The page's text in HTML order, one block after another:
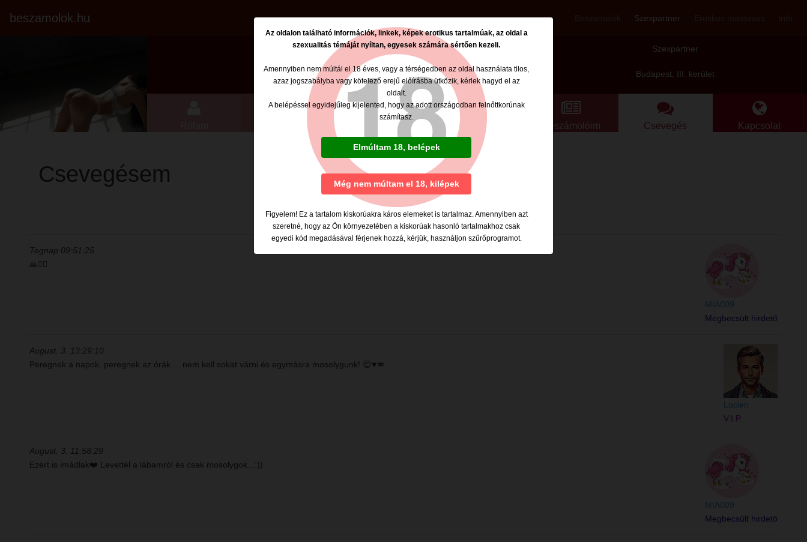
beszamolok.hu Szexpartner
Mia
Tel: +36 209938784
Szexpartner
Budapest, III. kerület
Képeim Lehetőségek Beszámolóim Csevegés Kapcsolat
Csevegésem
MIA009
Megbecsült hirdető
Tegnap 09:51:25
🙏❤️‍🔥
Lucien
V.I.P.
August. 3. 13:29:10
Peregnek a napok, peregnek az órák ... nem kell sokat várni és egymásra mosolygunk! 😊♥️💋
MIA009
Megbecsült hirdető
August. 3. 11:58:29
Ezért is imádlak❤️ Levettél a lábamról és csak mosolygok...:))
Az oldalon található információk, linkek, képek erotikus tartalmúak, az oldal a
szexualitás témáját nyíltan, egyesek számára sértően kezeli.
Amennyiben nem múltál el 18 éves, vagy a térségedben az oldal használata tilos,
azaz jogszabályba vagy kötelező erejű előírásba ütközik, kérlek hagyd el az
oldalt.
A belépéssel egyidejűleg kijelented, hogy az adott országodban felnőttkorúnak
számítasz.
Elmúltam 18, belépek
Még nem múltam el 18, kilépek
Figyelem! Ez a tartalom kiskorúakra káros elemeket is tartalmaz. Amennyiben azt
szeretné, hogy az Ön környezetében a kiskorúak hasonló tartalmakhoz csak
egyedi kód megadásával férjenek hozzá, kérjük, használjon szűrőprogramot.